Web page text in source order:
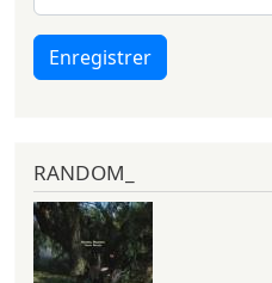
Enregistrer
RANDOM_